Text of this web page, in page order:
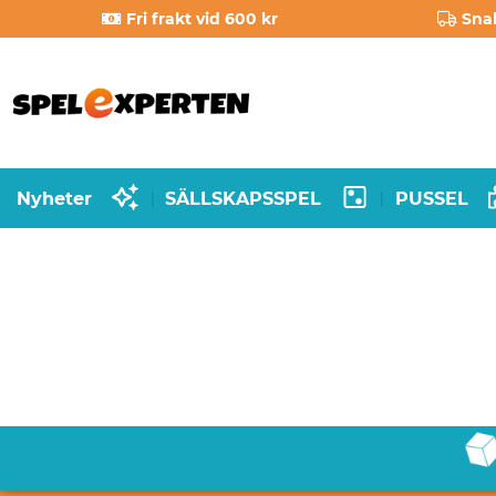
Fri frakt vid 600 kr
Nyheter SÄLLSKAPSSPEL PUSSEL